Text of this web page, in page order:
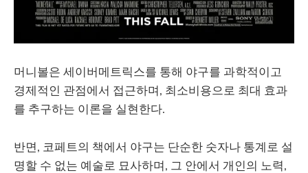
머니볼은 세이버메트릭스를 통해 야구를 과학적이고
경제적인 관점에서 접근하며, 최소비용으로 최대 효과
를 추구하는 이론을 실현한다.
반면, 코페트의 책에서 야구는 단순한 숫자나 통계로 설
명할 수 없는 예술로 묘사하며, 그 안에서 개인의 노력,